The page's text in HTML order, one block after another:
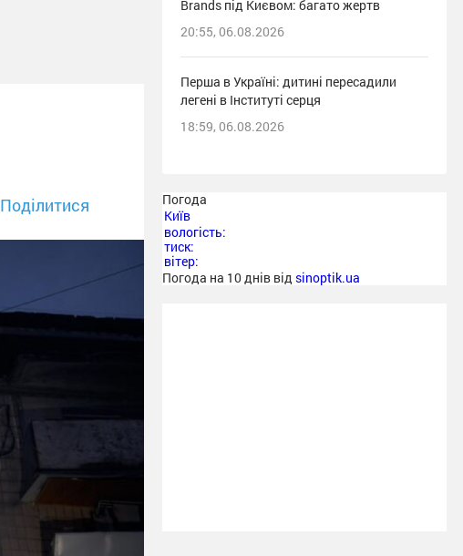
Поділитися
Brands під Києвом: багато жертв
20:55, 06.08.2026
Перша в Україні: дитині пересадили
легені в Інституті серця
18:59, 06.08.2026
Погода
Київ
вологість:
тиск:
вітер:
Погода на 10 днів від sinoptik.ua